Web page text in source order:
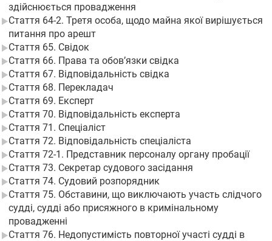
здійснюється провадження
Стаття 64-2. Третя особа, щодо майна якої вирішується
питання про арешт
Стаття 65. Свідок
Стаття 66. Права та обов’язки свідка
Стаття 67. Відповідальність свідка
Стаття 68. Перекладач
Стаття 69. Експерт
Стаття 70. Відповідальність експерта
Стаття 71. Спеціаліст
Стаття 72. Відповідальність спеціаліста
Стаття 72-1. Представник персоналу органу пробації
Стаття 73. Секретар судового засідання
Стаття 74. Судовий розпорядник
Стаття 75. Обставини, що виключають участь слідчого
судді, судді або присяжного в кримінальному
провадженні
Стаття 76. Недопустимість повторної участі судді в